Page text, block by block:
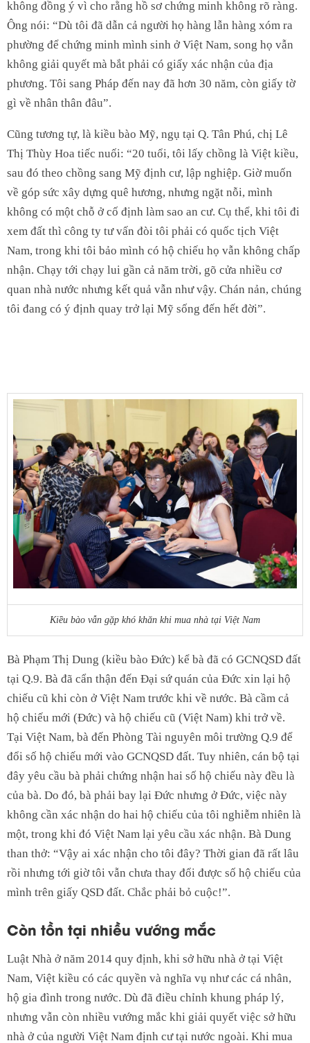
không đồng ý vì cho rằng hồ sơ chứng minh không rõ ràng.
Ông nói: “Dù tôi đã dẫn cả người họ hàng lẫn hàng xóm ra
phường để chứng minh mình sinh ở Việt Nam, song họ vẫn
không giải quyết mà bắt phải có giấy xác nhận của địa
phương. Tôi sang Pháp đến nay đã hơn 30 năm, còn giấy tờ
gì về nhân thân đâu”.
Cũng tương tự, là kiều bào Mỹ, ngụ tại Q. Tân Phú, chị Lê
Thị Thùy Hoa tiếc nuối: “20 tuổi, tôi lấy chồng là Việt kiều,
sau đó theo chồng sang Mỹ định cư, lập nghiệp. Giờ muốn
về góp sức xây dựng quê hương, nhưng ngặt nỗi, mình
không có một chỗ ở cố định làm sao an cư. Cụ thể, khi tôi đi
xem đất thì công ty tư vấn đòi tôi phải có quốc tịch Việt
Nam, trong khi tôi bảo mình có hộ chiếu họ vẫn không chấp
nhận. Chạy tới chạy lui gần cả năm trời, gõ cửa nhiều cơ
quan nhà nước nhưng kết quả vẫn như vậy. Chán nản, chúng
tôi đang có ý định quay trở lại Mỹ sống đến hết đời”.
Kiều bào vẫn gặp khó khăn khi mua nhà tại Việt Nam
Bà Phạm Thị Dung (kiều bào Đức) kể bà đã có GCNQSD đất
tại Q.9. Bà đã cẩn thận đến Đại sứ quán của Đức xin lại hộ
chiếu cũ khi còn ở Việt Nam trước khi về nước. Bà cầm cả
hộ chiếu mới (Đức) và hộ chiếu cũ (Việt Nam) khi trở về.
Tại Việt Nam, bà đến Phòng Tài nguyên môi trường Q.9 để
đổi số hộ chiếu mới vào GCNQSD đất. Tuy nhiên, cán bộ tại
đây yêu cầu bà phải chứng nhận hai số hộ chiếu này đều là
của bà. Do đó, bà phải bay lại Đức nhưng ở Đức, việc này
không cần xác nhận do hai hộ chiếu của tôi nghiễm nhiên là
một, trong khi đó Việt Nam lại yêu cầu xác nhận. Bà Dung
than thở: “Vậy ai xác nhận cho tôi đây? Thời gian đã rất lâu
rồi nhưng tới giờ tôi vẫn chưa thay đổi được số hộ chiếu của
mình trên giấy QSD đất. Chắc phải bỏ cuộc!”.
Còn tồn tại nhiều vướng mắc
Luật Nhà ở năm 2014 quy định, khi sở hữu nhà ở tại Việt
Nam, Việt kiều có các quyền và nghĩa vụ như các cá nhân,
hộ gia đình trong nước. Dù đã điều chỉnh khung pháp lý,
nhưng vẫn còn nhiều vướng mắc khi giải quyết việc sở hữu
nhà ở của người Việt Nam định cư tại nước ngoài. Khi mua